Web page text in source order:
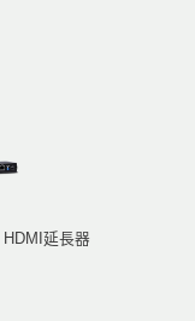
HDMI延長器